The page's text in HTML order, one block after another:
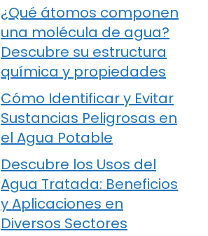
¿Qué átomos componen
una molécula de agua?
Descubre su estructura
química y propiedades
Cómo Identificar y Evitar
Sustancias Peligrosas en
el Agua Potable
Descubre los Usos del
Agua Tratada: Beneficios
y Aplicaciones en
Diversos Sectores